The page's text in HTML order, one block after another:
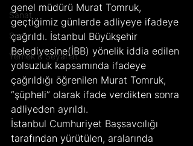
Sanat
Spor
Yemek & Seyahat
genel müdürü Murat Tomruk,
geçtiğimiz günlerde adliyeye ifadeye
çağrıldı. İstanbul Büyükşehir
Belediyesine(İBB) yönelik iddia edilen
yolsuzluk kapsamında ifadeye
çağrıldığı öğrenilen Murat Tomruk,
“şüpheli” olarak ifade verdikten sonra
adliyeden ayrıldı.
İstanbul Cumhuriyet Başsavcılığı
tarafından yürütülen, aralarında